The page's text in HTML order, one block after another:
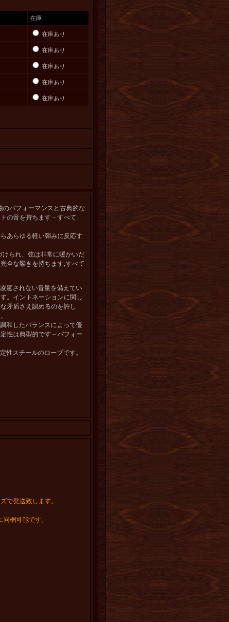
在庫
在庫あり
在庫あり
在庫あり
在庫あり
在庫あり
のパフォーマンスと古典的な
の音を持ちます – すべて
あらゆる軽い弾みに反応す
られ、弦は非常に暖かいだ
全な響きを持ちます;すべて
駕されない音量を備えてい
。イントネーションに関し
矛盾さえ認めるのを許し
和したバランスによって優
性は典型的です – パフォー
性スチールのロープです。
で発送致します。
梱可能です。